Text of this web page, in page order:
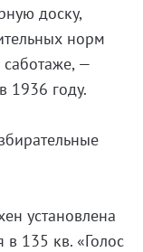
доску,
норм
—
1936 году.
установлена
в 135 кв. «Голос